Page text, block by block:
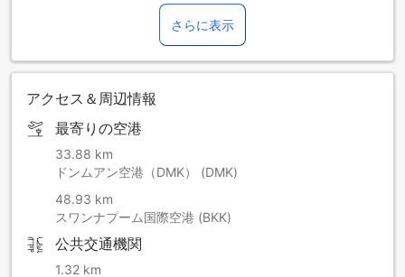
のチェックインまたはチェックアウトはできません。予約サ
イトを通じてご予約されたお客様は、再度チェックインが必
要となる場合がございます。
さらに表示
アクセス＆周辺情報
最寄りの空港
33.88 km
ドンムアン空港（DMK） (DMK)
48.93 km
スワンナプーム国際空港 (BKK)
公共交通機関
1.32 km